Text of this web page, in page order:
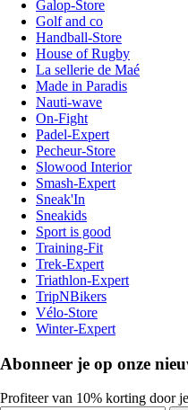
Galop-Store
Golf and co
Handball-Store
House of Rugby
La sellerie de Maé
Made in Paradis
Nauti-wave
On-Fight
Padel-Expert
Pecheur-Store
Slowood Interior
Smash-Expert
Sneak'In
Sneakids
Sport is good
Training-Fit
Trek-Expert
Triathlon-Expert
TripNBikers
Vélo-Store
Winter-Expert
Abonneer je op onze
Profiteer van 10% korting door